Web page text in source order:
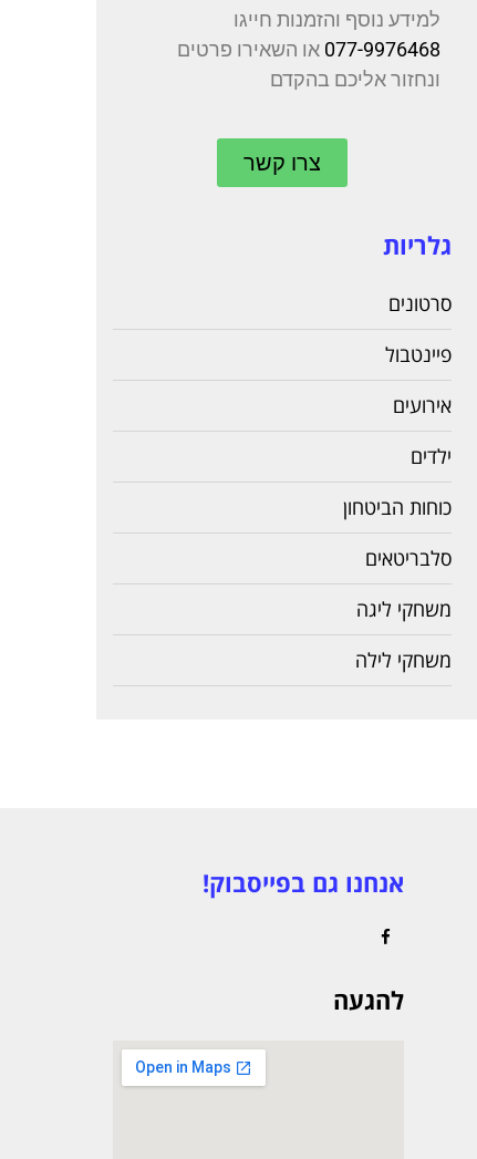
למידע נוסף והזמנות חייגו
077-9976468 או השאירו פרטים
ונחזור אליכם בהקדם
צרו קשר
גלריות
סרטונים
פיינטבול
אירועים
ילדים
כוחות הביטחון
סלבריטאים
משחקי ליגה
משחקי לילה
אנחנו גם בפייסבוק!
להגעה